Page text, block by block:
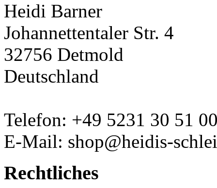
Heidi Barner
Johannettentaler Str. 4
32756 Detmold
Deutschland
Telefon: +49 5231 30 51
E-Mail: shop@heidis-
Rechtliches